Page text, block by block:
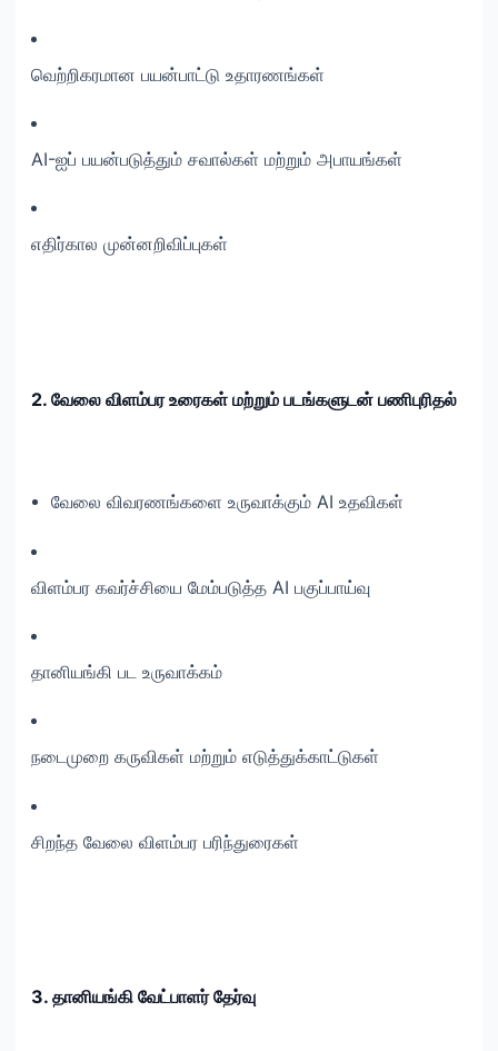
வெற்றிகரமான பயன்பாட்டு உதாரணங்கள்
AI-ஐப் பயன்படுத்தும் சவால்கள் மற்றும் அபாயங்கள்
எதிர்கால முன்னறிவிப்புகள்
2. வேலை விளம்பர உரைகள் மற்றும் படங்களுடன் பணிபுரிதல்
வேலை விவரணங்களை உருவாக்கும் AI உதவிகள்
விளம்பர கவர்ச்சியை மேம்படுத்த AI பகுப்பாய்வு
தானியங்கி பட உருவாக்கம்
நடைமுறை கருவிகள் மற்றும் எடுத்துக்காட்டுகள்
சிறந்த வேலை விளம்பர பரிந்துரைகள்
3. தானியங்கி வேட்பாளர் தேர்வு